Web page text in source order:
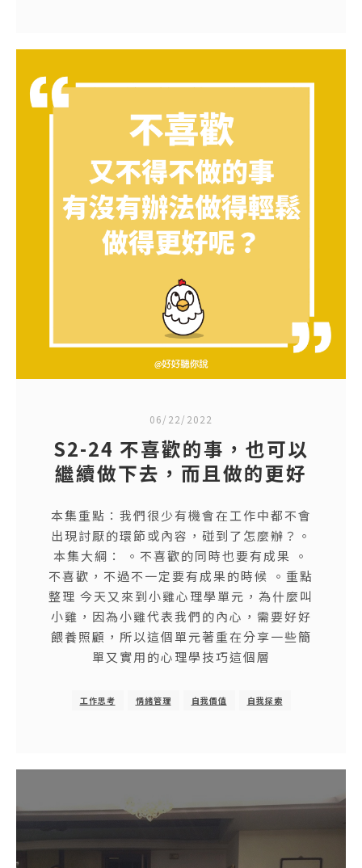
06/22/2022
S2-24 不喜歡的事，也可以
繼續做下去，而且做的更好
本集重點：我們很少有機會在工作中都不會
出現討厭的環節或內容，碰到了怎麼辦？。
本集大綱： 。不喜歡的同時也要有成果 。
不喜歡，不過不一定要有成果的時候 。重點
整理 今天又來到小雞心理學單元，為什麼叫
小雞，因為小雞代表我們的內心，需要好好
餵養照顧，所以這個單元著重在分享一些簡
單又實用的心理學技巧這個層
工作思考 情緒管理 自我價值 自我探索